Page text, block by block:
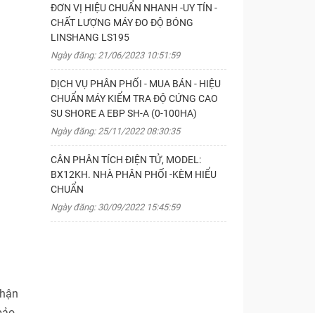
ĐƠN VỊ HIỆU CHUẨN NHANH -UY TÍN -
CHẤT LƯỢNG MÁY ĐO ĐỘ BÓNG
LINSHANG LS195
Ngày đăng: 21/06/2023 10:51:59
DỊCH VỤ PHÂN PHỐI - MUA BÁN - HIỆU
CHUẨN MÁY KIỂM TRA ĐỘ CỨNG CAO
SU SHORE A EBP SH-A (0-100HA)
Ngày đăng: 25/11/2022 08:30:35
CÂN PHÂN TÍCH ĐIỆN TỬ, MODEL:
BX12KH. NHÀ PHÂN PHỐI -KÈM HIỂU
CHUẨN
Ngày đăng: 30/09/2022 15:45:59